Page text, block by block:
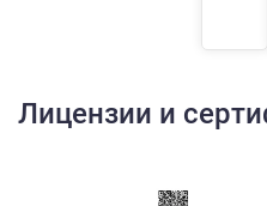
Лицензии и